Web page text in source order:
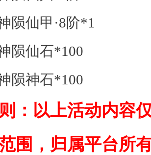
陨仙甲·8阶*1
陨仙石*100
陨神石*100
：以上活动内容
围，归属平台所